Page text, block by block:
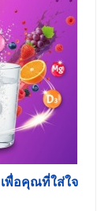
พื่อคุณที่ใส่ใจ